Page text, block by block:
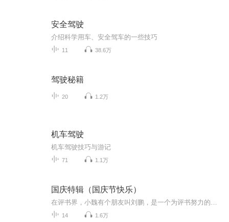
安全驾驶
介绍科学用车、安全驾车的一些技巧
11 38.6万
驾驶秘籍
20 1.2万
机车驾驶
机车驾驶技巧与游记
71 1.1万
国庆特辑（国庆节快乐）
14 1.6万